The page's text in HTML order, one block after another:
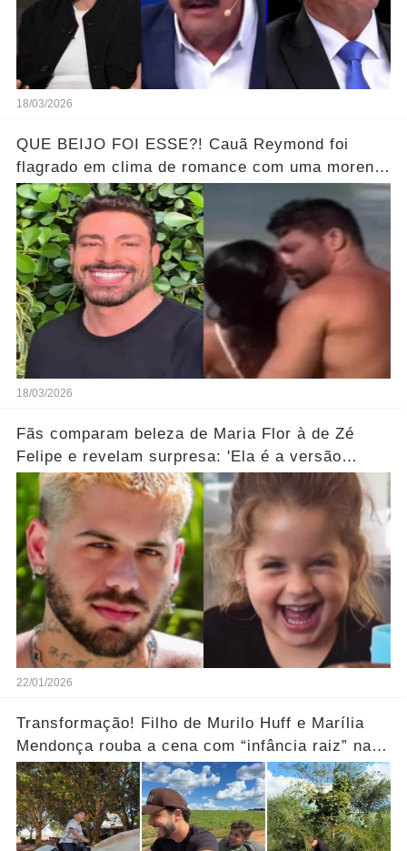
18/03/2026
QUE BEIJO FOI ESSE?! Cauã Reymond foi
flagrado em clima de romance com uma morena
misteriosa em uma praia do Rio.... Ver o Vídeo
18/03/2026
Fãs comparam beleza de Maria Flor à de Zé
Felipe e revelam surpresa: 'Ela é a versão
feminina!'... Ver mais
22/01/2026
Transformação! Filho de Murilo Huff e Marília
Mendonça rouba a cena com “infância raiz” na
fazenda.... Ver mais